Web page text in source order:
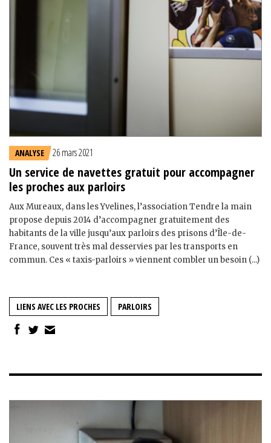
ANALYSE 26 mars 2021
Un service de navettes gratuit pour accompagner
les proches aux parloirs
Aux Mureaux, dans les Yvelines, l’association Tendre la main
propose depuis 2014 d’accompagner gratuitement des
habitants de la ville jusqu’aux parloirs des prisons d’Île-de-
France, souvent très mal desservies par les transports en
commun. Ces « taxis-parloirs » viennent combler un besoin (...)
LIENS AVEC LES PROCHES PARLOIRS